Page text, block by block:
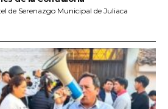
de Serenazgo Municipal de Juliaca